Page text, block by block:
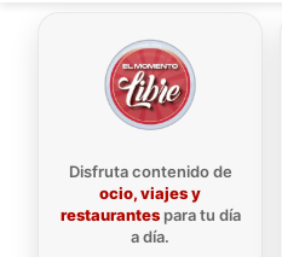
Disfruta contenido de
ocio, viajes y
restaurantespara tu día
a día.